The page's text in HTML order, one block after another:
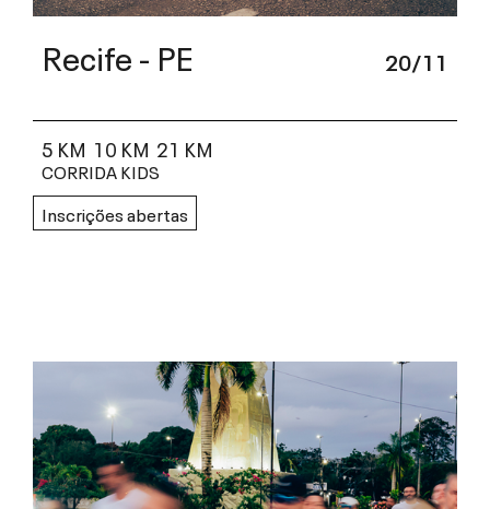
Recife - PE 20/11
5 KM 10 KM 21 KM
CORRIDA KIDS
Inscrições abertas